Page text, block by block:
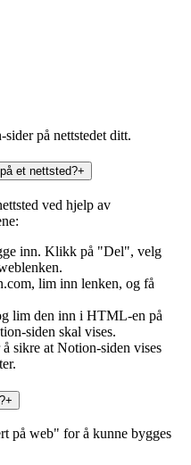
på nettstedet ditt.
et nettsted?+
ved hjelp av
inn. Klikk på "Del", velg
lim inn lenken, og få
lim den inn i HTML-en på
siden skal vises.
sikre at Notion-siden vises
+
på web" for å kunne bygges